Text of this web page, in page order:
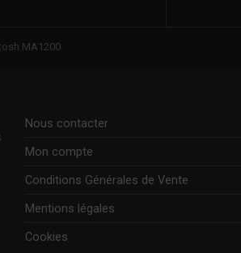
MA1200
Nous contacter
Mon compte
Conditions Générales de Vente
Mentions légales
Cookies